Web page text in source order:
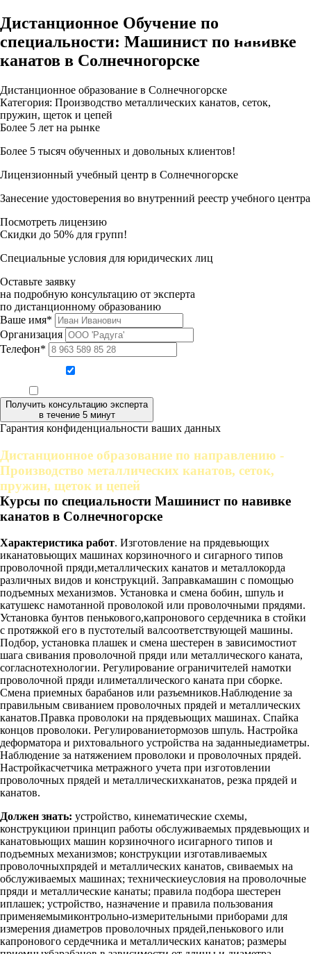
Дистанционное Обучение по
специальности: Машинист по навивке
канатов в Солнечногорске
Дистанционное образование в Солнечногорске
Категория: Производство металлических канатов, сеток,
пружин, щеток и цепей
Более 5 лет на рынке
Более 5 тысяч обученных и довольных клиентов!
Лицензионный учебный центр в Солнечногорске
Занесение удостоверения во внутренний реестр учебного центра
Посмотреть лицензию
Скидки до 50% для групп!
Специальные условия для юридических лиц
Оставьте заявку
на подробную консультацию от эксперта
по дистанционному образованию
Ваше имя*
Организация
Телефон*
Получить консультацию эксперта
в течение 5 минут
Гарантия конфиденциальности ваших данных
Дистанционное образование по направлению -
Производство металлических канатов, сеток,
пружин, щеток и цепей
Курсы по специальности Машинист по навивке
канатов в Солнечногорске
Характеристика работ. Изготовление на прядевьющих
иканатовьющих машинах корзиночного и сигарного типов
проволочной пряди,металлических канатов и металлокорда
различных видов и конструкций. Заправкамашин с помощью
подъемных механизмов. Установка и смена бобин, шпуль и
катушекс намотанной проволокой или проволочными прядями.
Установка бунтов пенькового,капронового сердечника в стойки
с протяжкой его в пустотелый валсоответствующей машины.
Подбор, установка плашек и смена шестерен в зависимостиот
шага свивания проволочной пряди или металлического каната,
согласнотехнологии. Регулирование ограничителей намотки
проволочной пряди илиметаллического каната при сборке.
Смена приемных барабанов или разъемников.Наблюдение за
правильным свиванием проволочных прядей и металлических
канатов.Правка проволоки на прядевьющих машинах. Спайка
концов проволоки. Регулированиетормозов шпуль. Настройка
деформатора и рихтовального устройства на заданныедиаметры.
Наблюдение за натяжением проволоки и проволочных прядей.
Настройкасчетчика метражного учета при изготовлении
проволочных прядей и металлическихканатов, резка прядей и
канатов.
Должен знать: устройство, кинематические схемы,
конструкциюи принцип работы обслуживаемых прядевьющих и
канатовьющих машин корзиночного исигарного типов и
подъемных механизмов; конструкции изготавливаемых
проволочныхпрядей и металлических канатов, свиваемых на
обслуживаемых машинах; техническиеусловия на проволочные
пряди и металлические канаты; правила подбора шестерен
иплашек; устройство, назначение и правила пользования
применяемымиконтрольно-измерительными приборами для
измерения диаметров проволочных прядей,пенькового или
капронового сердечника и металлических канатов; размеры